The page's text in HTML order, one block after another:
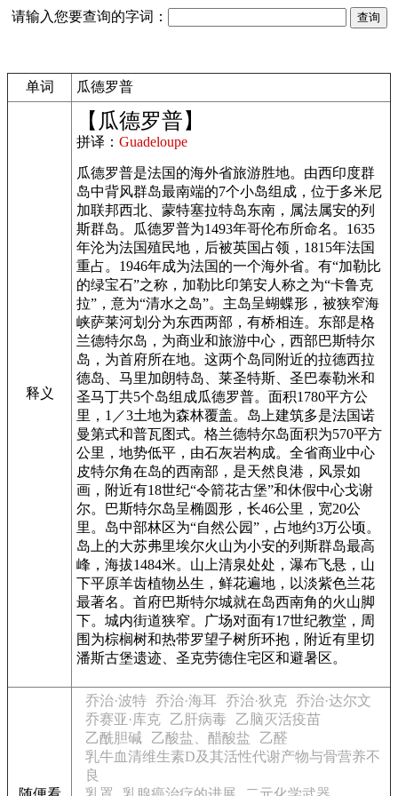
请输入您要查询的字词：
单词 瓜德罗普
释义
【瓜德罗普】
拼译： Guadeloupe
瓜德罗普是法国的海外省旅游胜地。由西印度群
岛中背风群岛最南端的7个小岛组成，位于多米尼
加联邦西北、蒙特塞拉特岛东南，属法属安的列
斯群岛。瓜德罗普为1493年哥伦布所命名。1635
年沦为法国殖民地，后被英国占领，1815年法国
重占。1946年成为法国的一个海外省。有“加勒比
的绿宝石”之称，加勒比印第安人称之为“卡鲁克
拉”，意为“清水之岛”。主岛呈蝴蝶形，被狭窄海
峡萨莱河划分为东西两部，有桥相连。东部是格
兰德特尔岛，为商业和旅游中心，西部巴斯特尔
岛，为首府所在地。这两个岛同附近的拉德西拉
德岛、马里加朗特岛、莱圣特斯、圣巴泰勒米和
圣马丁共5个岛组成瓜德罗普。面积1780平方公
里，1／3土地为森林覆盖。岛上建筑多是法国诺
曼第式和普瓦图式。格兰德特尔岛面积为570平方
公里，地势低平，由石灰岩构成。全省商业中心
皮特尔角在岛的西南部，是天然良港，风景如
画，附近有18世纪“令箭花古堡”和休假中心戈谢
尔。巴斯特尔岛呈椭圆形，长46公里，宽20公
里。岛中部林区为“自然公园”，占地约3万公顷。
岛上的大苏弗里埃尔火山为小安的列斯群岛最高
峰，海拔1484米。山上清泉处处，瀑布飞悬，山
下平原羊齿植物丛生，鲜花遍地，以淡紫色兰花
最著名。首府巴斯特尔城就在岛西南角的火山脚
下。城内街道狭窄。广场对面有17世纪教堂，周
围为棕榈树和热带罗望子树所环抱，附近有里切
潘斯古堡遗迹、圣克劳德住宅区和避暑区。
乔治·波特 乔治·海耳 乔治·狄克 乔治·达尔文
乔赛亚·库克
乙肝病毒
乙脑灭活疫苗
乙酰胆碱
乙酸盐、醋酸盐
乙醛
乳牛血清维生素D及其活性代谢产物与骨营养不
良